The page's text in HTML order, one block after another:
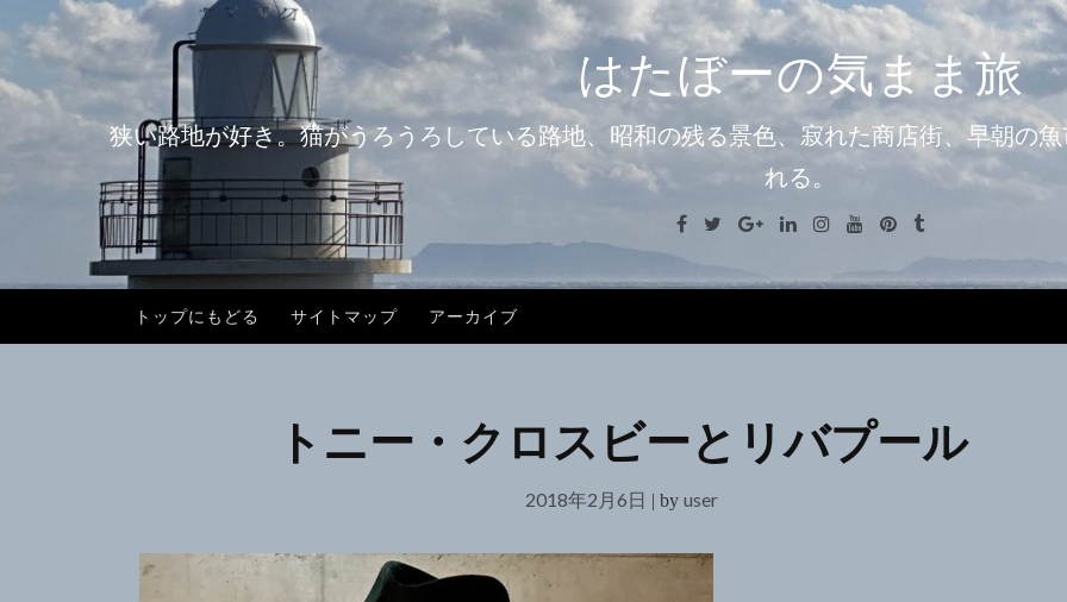
テ
はたぼーの気まま旅
狭い路地が好き。猫がうろうろしている路地、昭和の残る景色、寂れた商店街、早朝の
れる。
Facebook
TwitterGoogle+LinkedinInstagramYoutubePinterest
Tumblr
トップにもどる サイトマップ アーカイブ
トニー・クロスビーとリバプール
2018年2月6日 | by user